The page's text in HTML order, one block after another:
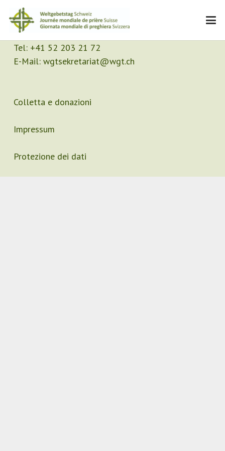
Contatto
Segretariato
Tel: +41 52 203 21 72
E-Mail: wgtsekretariat@wgt.ch
Colletta e donazioni
Impressum
Protezione dei dati